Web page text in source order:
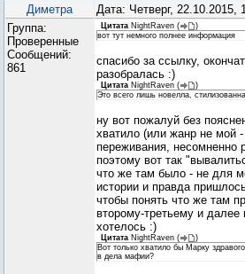
Диметра Дата: Четверг,
Группа:
Проверенные
Сообщений:
861
Цитата NightRaven (
)
вот тут немного полнее информация
спасибо за ссылку,
разобралась :)
Цитата NightRaven (
)
Это всего лишь новелла,
ну вот пожалуй без
хватило (или жанр не мой
переживания,
поэтому вот так
что же там было - не для
истории и правда
чтобы понять что же там
второму-третьему и далее
хотелось :)
Цитата NightRaven (
)
Вот только хватило бы Марку
в дела мафии?